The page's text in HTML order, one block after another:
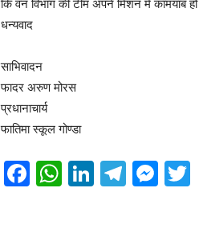
कि वन विभाग की टीम अपने मिशन में कामयाब
धन्यवाद
साभिवादन
फादर अरुण मोरस
प्रधानाचार्य
फातिमा स्कूल गोण्डा
F
W
Li
T
M